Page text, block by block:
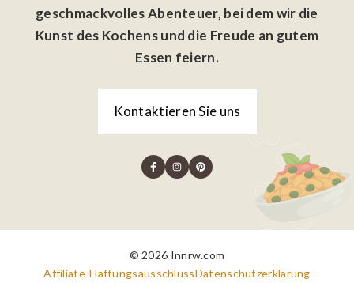
geschmackvolles Abenteuer, bei dem wir die
Kunst des Kochens und die Freude an gutem
Essen feiern.
Kontaktieren Sie uns
© 2026 Innrw.com
Affiliate-HaftungsausschlussDatenschutzerklärung